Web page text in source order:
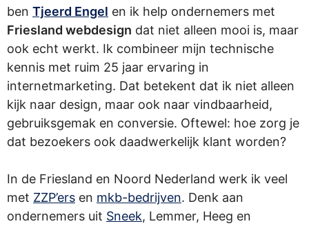
ben Tjeerd Engel en ik help ondernemers met
Friesland webdesign dat niet alleen mooi is, maar
ook echt werkt. Ik combineer mijn technische
kennis met ruim 25 jaar ervaring in
internetmarketing. Dat betekent dat ik niet alleen
kijk naar design, maar ook naar vindbaarheid,
gebruiksgemak en conversie. Oftewel: hoe zorg je
dat bezoekers ook daadwerkelijk klant worden?
In de Friesland en Noord Nederland werk ik veel
met ZZP’ers en mkb-bedrijven. Denk aan
ondernemers uit Sneek, Lemmer, Heeg en